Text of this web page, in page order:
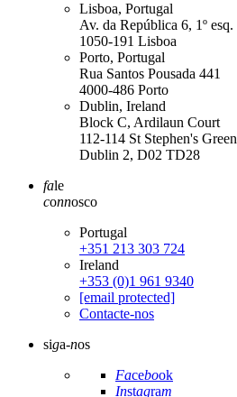
Lisboa, Portugal
Av. da República 6, 1º esq.
1050-191 Lisboa
Porto, Portugal
Rua Santos Pousada 441
4000-486 Porto
Dublin, Ireland
Block C, Ardilaun Court
112-114 St Stephen's Green
Dublin 2, D02 TD28
fale
connosco
Portugal
+351 213 303 724
Ireland
+353 (0)1 961 9340
[email protected]
Contacte-nos
siga-nos
Facebook
Instagram